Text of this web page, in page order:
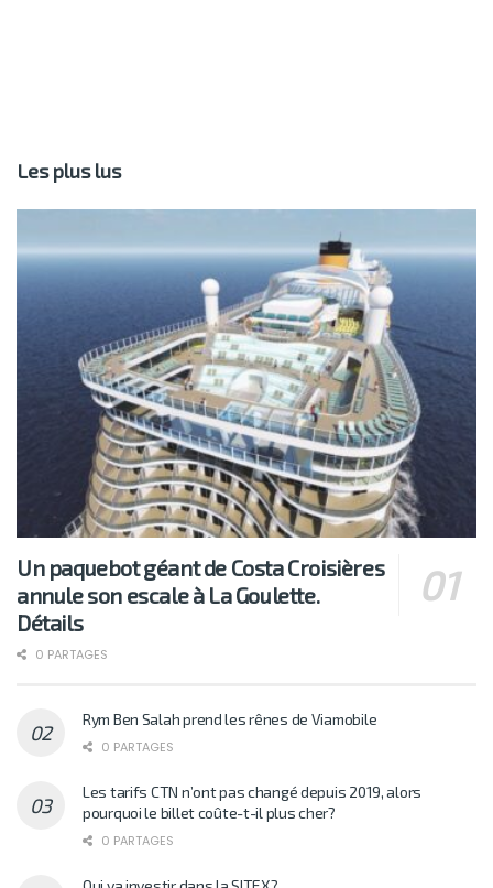
Les plus lus
Un paquebot géant de Costa Croisières
annule son escale à La Goulette.
Détails
0 PARTAGES
Rym Ben Salah prend les rênes de Viamobile
0 PARTAGES
Les tarifs CTN n’ont pas changé depuis 2019, alors
pourquoi le billet coûte-t-il plus cher?
0 PARTAGES